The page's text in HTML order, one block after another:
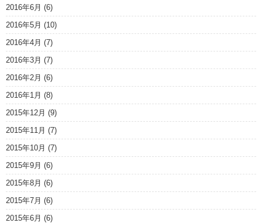
2016年6月 (6)
2016年5月 (10)
2016年4月 (7)
2016年3月 (7)
2016年2月 (6)
2016年1月 (8)
2015年12月 (9)
2015年11月 (7)
2015年10月 (7)
2015年9月 (6)
2015年8月 (6)
2015年7月 (6)
2015年6月 (6)